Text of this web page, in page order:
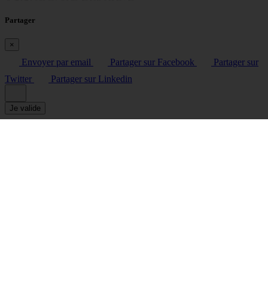
Partager
×
Envoyer par email Partager sur Facebook
Partager sur
Twitter
Partager sur Linkedin
Je valide